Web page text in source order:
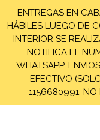
ENTREGAS EN
HÁBILES LUEGO DE
INTERIOR SE
NOTIFICA EL
WHATSAPP.
EFECTIVO
1156680991. NO